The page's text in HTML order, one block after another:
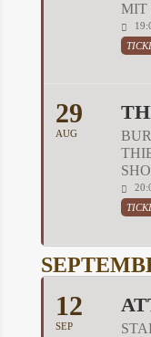
MIT
29
AUG
12
SEP